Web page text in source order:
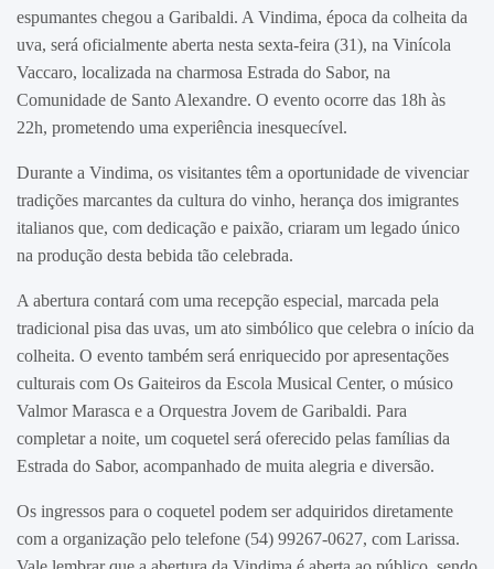
espumantes chegou a Garibaldi. A Vindima, época da colheita da
uva, será oficialmente aberta nesta sexta-feira (31), na Vinícola
Vaccaro, localizada na charmosa Estrada do Sabor, na
Comunidade de Santo Alexandre. O evento ocorre das 18h às
22h, prometendo uma experiência inesquecível.
Durante a Vindima, os visitantes têm a oportunidade de vivenciar
tradições marcantes da cultura do vinho, herança dos imigrantes
italianos que, com dedicação e paixão, criaram um legado único
na produção desta bebida tão celebrada.
A abertura contará com uma recepção especial, marcada pela
tradicional pisa das uvas, um ato simbólico que celebra o início da
colheita. O evento também será enriquecido por apresentações
culturais com Os Gaiteiros da Escola Musical Center, o músico
Valmor Marasca e a Orquestra Jovem de Garibaldi. Para
completar a noite, um coquetel será oferecido pelas famílias da
Estrada do Sabor, acompanhado de muita alegria e diversão.
Os ingressos para o coquetel podem ser adquiridos diretamente
com a organização pelo telefone (54) 99267-0627, com Larissa.